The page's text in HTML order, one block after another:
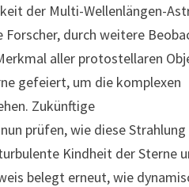
der Multi-Wellenlängen-
durch weitere
aller protostellaren
gefeiert, um die komplexen
Zukünftige
prüfen, wie diese Strahlung
Kindheit der Sterne
belegt erneut, wie